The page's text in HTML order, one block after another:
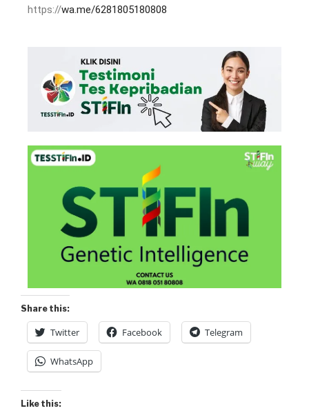
https://wa.me/6281805180808
Share this:
Twitter Facebook Telegram
WhatsApp
Like this: